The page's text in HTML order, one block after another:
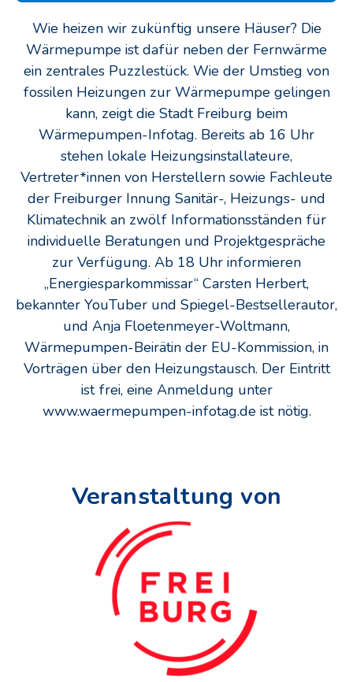
Wie heizen wir zukünftig unsere Häuser? Die
Wärmepumpe ist dafür neben der Fernwärme
ein zentrales Puzzlestück. Wie der Umstieg von
fossilen Heizungen zur Wärmepumpe gelingen
kann, zeigt die Stadt Freiburg beim
Wärmepumpen-Infotag. Bereits ab 16 Uhr
stehen lokale Heizungsinstallateure,
Vertreter*innen von Herstellern sowie Fachleute
der Freiburger Innung Sanitär-, Heizungs- und
Klimatechnik an zwölf Informationsständen für
individuelle Beratungen und Projektgespräche
zur Verfügung. Ab 18 Uhr informieren
„Energiesparkommissar“ Carsten Herbert,
bekannter YouTuber und Spiegel-Bestsellerautor,
und Anja Floetenmeyer-Woltmann,
Wärmepumpen-Beirätin der EU-Kommission, in
Vorträgen über den Heizungstausch. Der Eintritt
ist frei, eine Anmeldung unter
www.waermepumpen-infotag.de ist nötig.
Veranstaltung von